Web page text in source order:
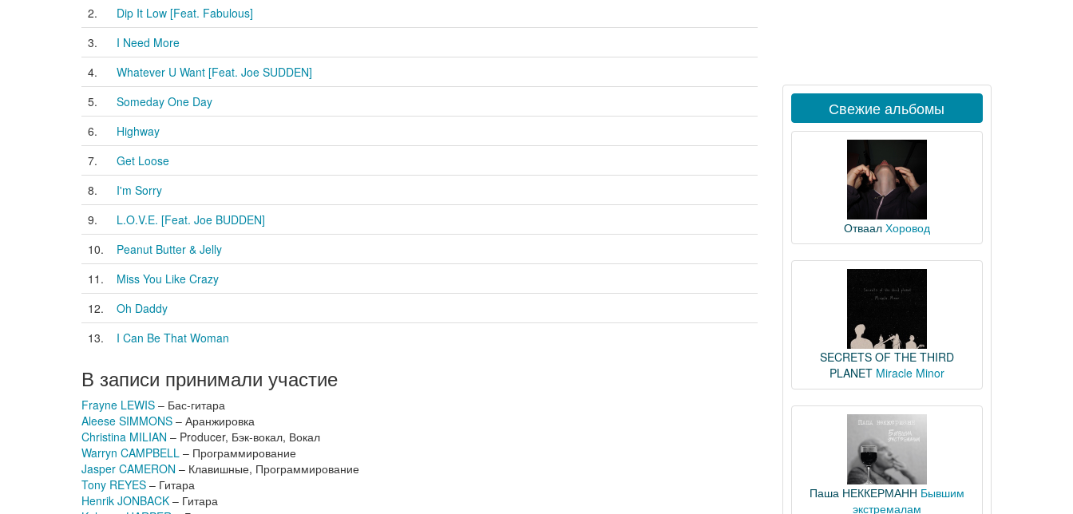
2.
Dip It Low [Feat. Fabulous]
3.
I Need More
4.
Whatever U Want [Feat. Joe SUDDEN]
5.
Someday One Day
6.
Highway
7.
Get Loose
8.
I'm Sorry
9.
L.O.V.E. [Feat. Joe BUDDEN]
10.
Peanut Butter & Jelly
11.
Miss You Like Crazy
12.
Oh Daddy
13.
I Can Be That Woman
В записи принимали участие
Frayne LEWIS – Бас-гитара
Aleese SIMMONS – Аранжировка
Christina MILIAN – Producer, Бэк-вокал, Вокал
Warryn CAMPBELL – Программирование
Jasper CAMERON – Клавишные, Программирование
Tony REYES – Гитара
Henrik JONBACK – Гитара
Свежие альбомы
Отваал Хоровод
SECRETS OF THE THIRD
PLANET Miracle Minor
Паша НЕККЕРМАНН Бывшим
экстремалам